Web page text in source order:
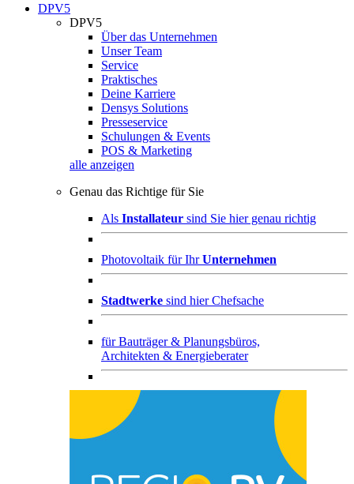
DPV5
DPV5
Über das Unternehmen
Unser Team
Service
Praktisches
Deine Karriere
Densys Solutions
Presseservice
Schulungen & Events
POS & Marketing
alle anzeigen
Genau das Richtige für Sie
Als Installateur sind Sie hier genau richtig
Photovoltaik für IhrUnternehmen
Stadtwerke sind hier Chefsache
fürBauträger & Planungsbüros,
Architekten & Energieberater